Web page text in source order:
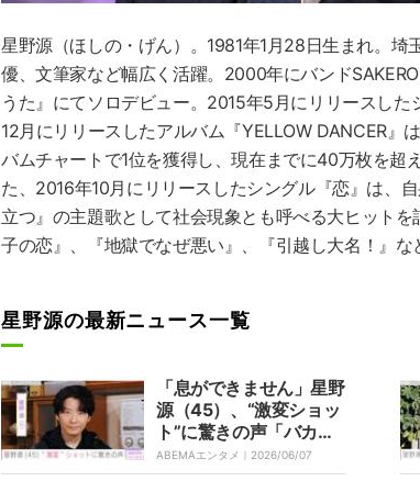
星野源（ほしの・げん）。1981年1月28日生まれ。
優、文筆家など幅広く活躍。2000年にバンド
うた』にてソロデビュー。2015年5月にリリースし
12月にリリースしたアルバム『YELLOW DANCER』
バムチャートで1位を獲得し、現在までに40万枚を超
た、2016年10月にリリースしたシングル『恋』は、
立つ』の主題歌として社会現象とも呼べる大ヒット
子の恋』、『地獄でなぜ悪い』、『引越し大名！』な
星野源の最新ニュース一覧
「息ができません」星野
源（45）、“激変ショッ
ト”に驚きの声「バカメ
ロい！」「誰かとおもっ
たら源さん」
ABEMAエンタメ｜ 2026/06/07